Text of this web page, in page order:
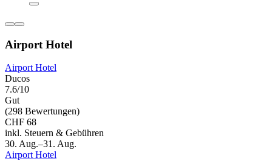
Airport Hotel
Airport Hotel
Ducos
7.6/10
Gut
(298 Bewertungen)
CHF 68
inkl. Steuern & Gebühren
30. Aug.–31. Aug.
Airport Hotel